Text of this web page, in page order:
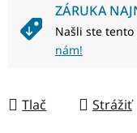
ZÁRUKA
Našli ste
nám!
Tlač Strážiť